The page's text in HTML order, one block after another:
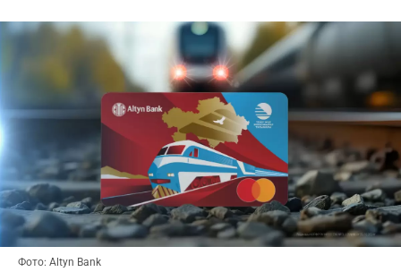
Фото: Altyn Bank